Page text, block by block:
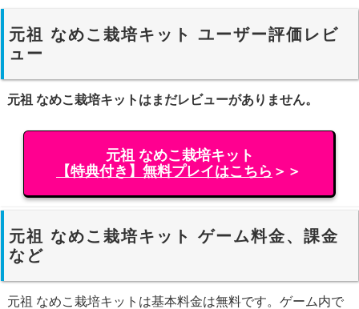
元祖 なめこ栽培キット ユーザー評価レビ
ュー
元祖 なめこ栽培キットはまだレビューがありません。
元祖 なめこ栽培キット
【特典付き】無料プレイはこちら ＞＞
元祖 なめこ栽培キット ゲーム料金、課金
など
元祖 なめこ栽培キットは基本料金は無料です。ゲーム内で